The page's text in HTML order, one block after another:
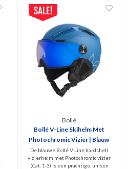
Bollé
Bollé V-Line Skihelm Met
Photochromic Vizier | Blauw
De blauwe Bollé V-Line hardshell
vizierhelm met Photochromic vizier
(Cat. 1-3) is een prachtige, unisex